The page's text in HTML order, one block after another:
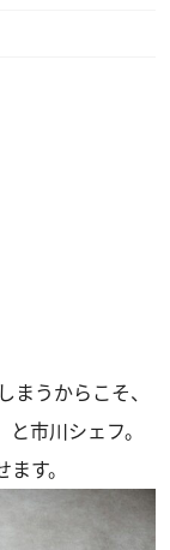
まうからこそ、
市川シェフ。
す。